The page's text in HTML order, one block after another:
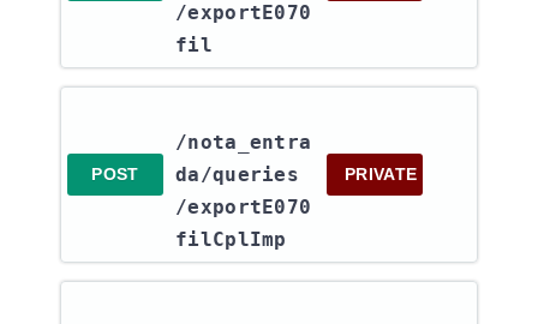
/exportE070
fil
POST
/nota_entra
da​/queries​
/exportE070
filCplImp
PRIVATE